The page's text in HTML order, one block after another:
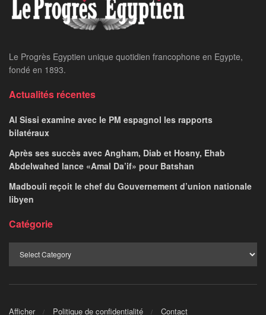
Le Progrès Egyptien unique quotidien francophone en Egypte,
fondé en 1893.
Actualités récentes
Al Sissi examine avec le PM espagnol les rapports
bilatéraux
Après ses succès avec Angham, Diab et Hosny, Ehab
Abdelwahed lance «Amal Da’if» pour Batshan
Madbouli reçoit le chef du Gouvernement d’union nationale
libyen
Catégorie
Afficher Politique de confidentialité Contact